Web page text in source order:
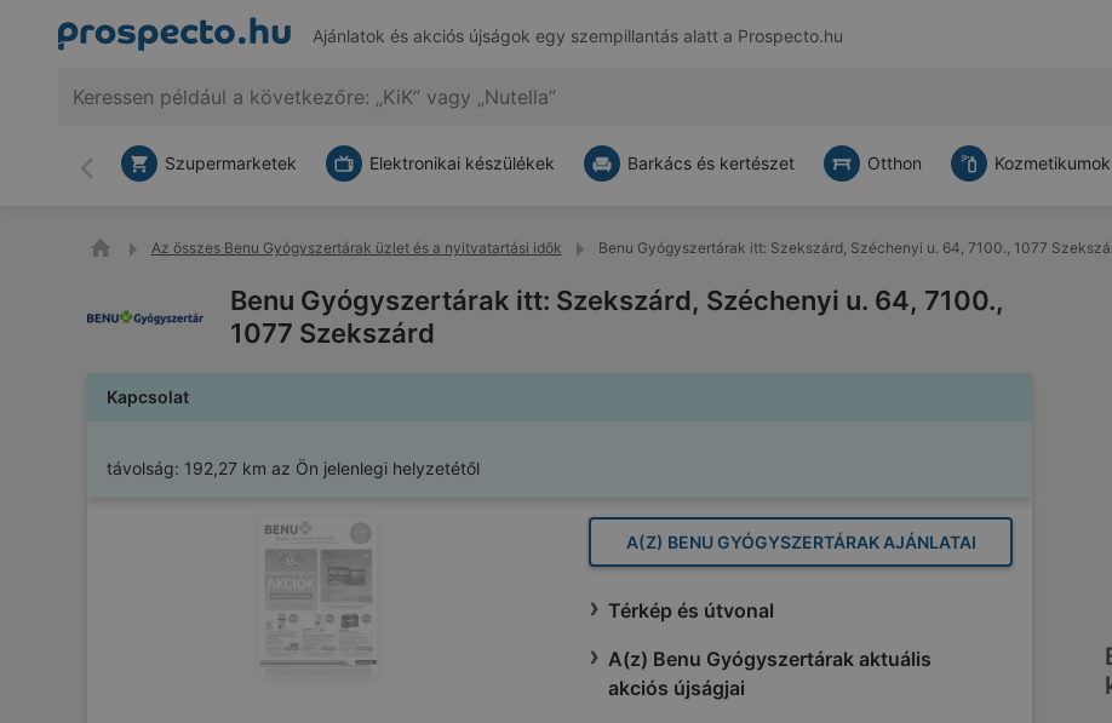
Ajánlatok és akciós újságok egy szempillantás alatt a Prospecto.hu
Vissza
Szupermarketek Elektronikai készülékek Barkács és kertészet Otthon
Az összes Benu Gyógyszertárak üzlet és a nyitvatartási idők Benu Gyógyszertárak itt: Szekszárd, Széchenyi u. 64, 7100., 1077
Benu Gyógyszertárak itt: Szekszárd, Széchenyi u. 64, 7100.,
1077 Szekszárd
Kapcsolat
távolság: 192,27 km az Ön jelenlegi helyzetétől
A(Z) BENU GYÓGYSZERTÁRAK AJÁNLATAI
Térkép és útvonal
A(z) Benu Gyógyszertárak aktuális
akciós újságjai